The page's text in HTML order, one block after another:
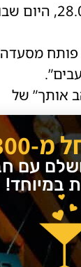
אחרי כמעט 6 שנים ביחד, אמרתי לעצמי שטבעת חייבת להגיע עד ה־28.04.2025,
פותח מסעדה
אותך” של
הכי מצחיק שלא חשדתי בכלל, כי הייתי בטוחה שהוא יחכה ל־28.04, לתאריך של ה־6 שנים
לאורח!
עם
במיוחד!